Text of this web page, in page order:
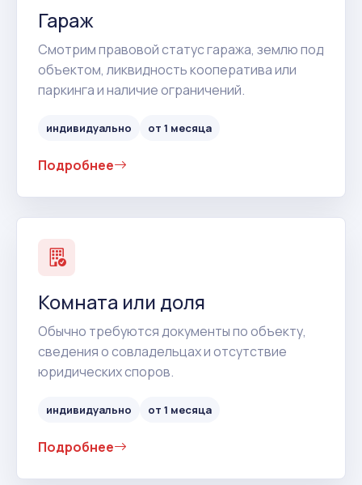
Гараж
Смотрим правовой статус гаража, землю под
объектом, ликвидность кооператива или
паркинга и наличие ограничений.
индивидуально от 1 месяца
Подробнее
Комната или доля
Обычно требуются документы по объекту,
сведения о совладельцах и отсутствие
юридических споров.
индивидуально от 1 месяца
Подробнее